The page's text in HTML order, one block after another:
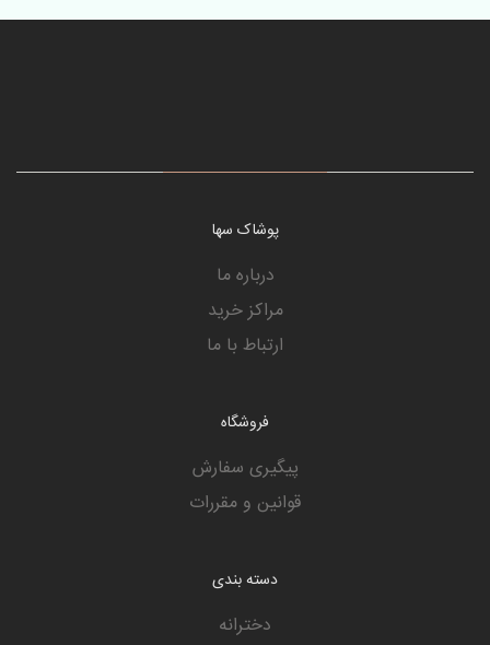
پوشاک سها
درباره ما
مراکز خرید
ارتباط با ما
فروشگاه
پیگیری سفارش
قوانین و مقررات
دسته بندی
دخترانه